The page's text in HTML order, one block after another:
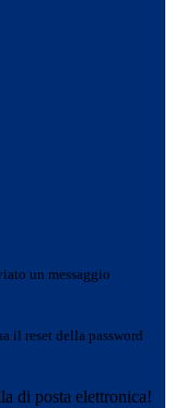
un messaggio
il reset della password
di posta elettronica!